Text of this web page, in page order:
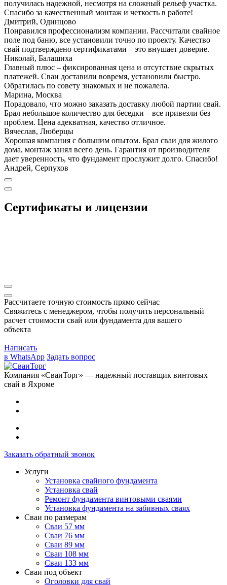
получилась надежной, несмотря на сложный рельеф участка.
Спасибо за качественный монтаж и четкость в работе!
Дмитрий, Одинцово
Понравился профессионализм компании. Рассчитали свайное
поле под баню, все установили точно по проекту. Качество
свай подтверждено сертификатами – это внушает доверие.
Николай, Балашиха
Главный плюс – фиксированная цена и отсутствие скрытых
платежей. Сваи доставили вовремя, установили быстро.
Обратилась по совету знакомых и не пожалела.
Марина, Москва
Порадовало, что можно заказать доставку любой партии свай.
Брал небольшое количество для беседки – все привезли без
проблем. Цена адекватная, качество отличное.
Вячеслав, Люберцы
Хорошая компания с большим опытом. Брал сваи для жилого
дома, монтаж занял всего день. Гарантия от производителя
дает уверенность, что фундамент прослужит долго. Спасибо!
Андрей, Серпухов
Сертификаты и лицензии
Рассчитаете точную стоимость прямо сейчас
Свяжитесь с менеджером, чтобы получить персональный
расчет стоимости свай или фундамента для вашего
объекта
Написать
в WhatsApp Задать вопрос
Компания «СваиТорг» — надежный поставщик винтовых
свай в Яхроме
Заказать обратный звонок
Услуги
Установка свайного фундамента
Установка свай
Ремонт фундамента винтовыми сваями
Установка фундамента на забивных сваях
Сваи по размерам
Сваи 57 мм
Сваи 76 мм
Сваи 89 мм
Сваи 108 мм
Сваи 133 мм
Сваи под объект
Оголовки для свай